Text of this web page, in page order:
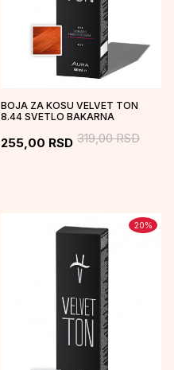
BOJA ZA KOSU VELVET TON
8.44 SVETLO BAKARNA
255,00 RSD 319,00RSD
20%